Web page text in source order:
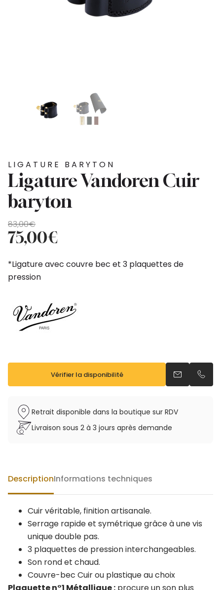
LIGATURE BARYTON
Ligature Vandoren Cuir
baryton
83,00€
Le
prix
initial
était :
83,00€.
75,00€
Le
prix
actuel
est :
75,00€.
*Ligature avec couvre bec et 3 plaquettes de
pression
Vérifier la disponibilité Envoyer un
Retrait disponible dans la boutique sur RDV
Livraison sous 2 à 3 jours après demande
DescriptionInformations techniques
Cuir véritable, finition artisanale.
Serrage rapide et symétrique grâce à une vis
unique double pas.
3 plaquettes de pression interchangeables.
Son rond et chaud.
Couvre-bec Cuir ou plastique au choix